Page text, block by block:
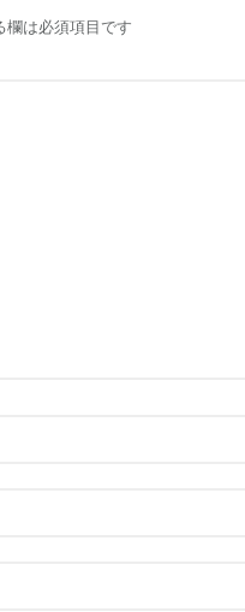
欄は必須項目です